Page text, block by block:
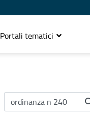
Portali tematici